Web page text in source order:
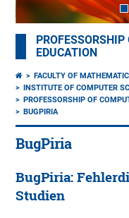
EDUCATION
FACULTY OF
INSTITUTE OF COMPUTER
PROFESSORSHIP OF
BUGPIRIA
BugPiria
BugPiria:
Studien